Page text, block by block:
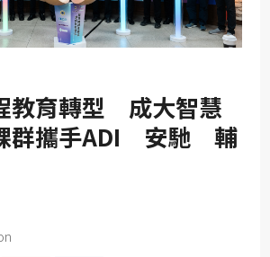
SDG7
SDG8
SDG10
SDG11
教育轉型 成大智慧
群攜手ADI 安馳 輔